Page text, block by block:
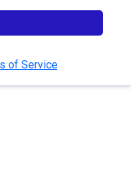
of Service